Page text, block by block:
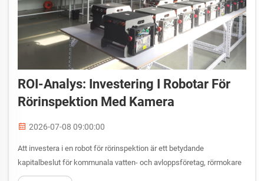
ROI-Analys: Investering I Robotar För
Rörinspektion Med Kamera
2026-07-08 09:00:00
Att investera i en robot för rörinspektion är ett betydande
kapitalbeslut för kommunala vatten- och avloppsföretag, rörmokare
samt team för infrastrukturunderhåll. Att förstå avkastningen på den